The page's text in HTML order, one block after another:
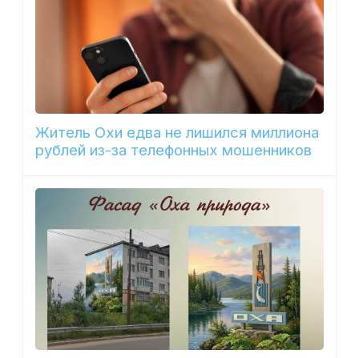
Житель Охи едва не лишился миллиона
рублей из-за телефонных мошенников